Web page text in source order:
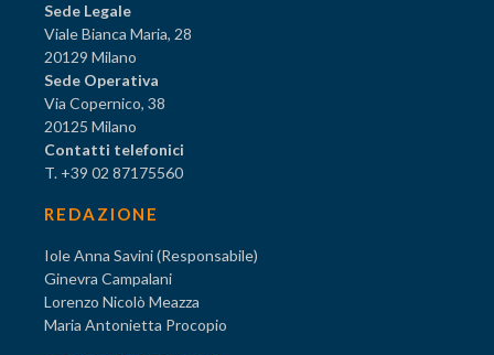
Sede Legale
Viale Bianca Maria, 28
20129 Milano
Sede Operativa
Via Copernico, 38
20125 Milano
Contatti telefonici
T. +39 02 87175560
REDAZIONE
Iole Anna Savini (Responsabile)
Ginevra Campalani
Lorenzo Nicolò Meazza
Maria Antonietta Procopio